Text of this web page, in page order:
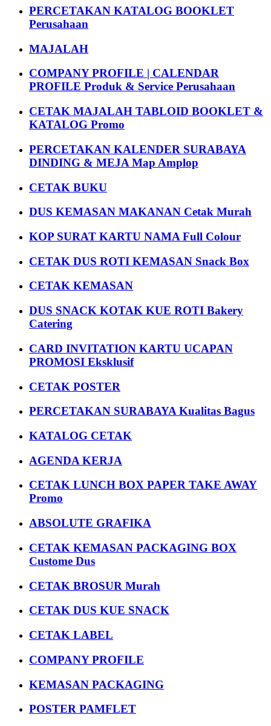
PERCETAKAN KATALOG BOOKLET
Perusahaan
MAJALAH
COMPANY PROFILE | CALENDAR
PROFILE Produk & Service Perusahaan
CETAK MAJALAH TABLOID BOOKLET &
KATALOG Promo
PERCETAKAN KALENDER SURABAYA
DINDING & MEJA Map Amplop
CETAK BUKU
DUS KEMASAN MAKANAN Cetak Murah
KOP SURAT KARTU NAMA Full Colour
CETAK DUS ROTI KEMASAN Snack Box
CETAK KEMASAN
DUS SNACK KOTAK KUE ROTI Bakery
Catering
CARD INVITATION KARTU UCAPAN
PROMOSI Eksklusif
CETAK POSTER
PERCETAKAN SURABAYA Kualitas Bagus
KATALOG CETAK
AGENDA KERJA
CETAK LUNCH BOX PAPER TAKE AWAY
Promo
ABSOLUTE GRAFIKA
CETAK KEMASAN PACKAGING BOX
Custome Dus
CETAK BROSUR Murah
CETAK DUS KUE SNACK
CETAK LABEL
COMPANY PROFILE
KEMASAN PACKAGING
POSTER PAMFLET